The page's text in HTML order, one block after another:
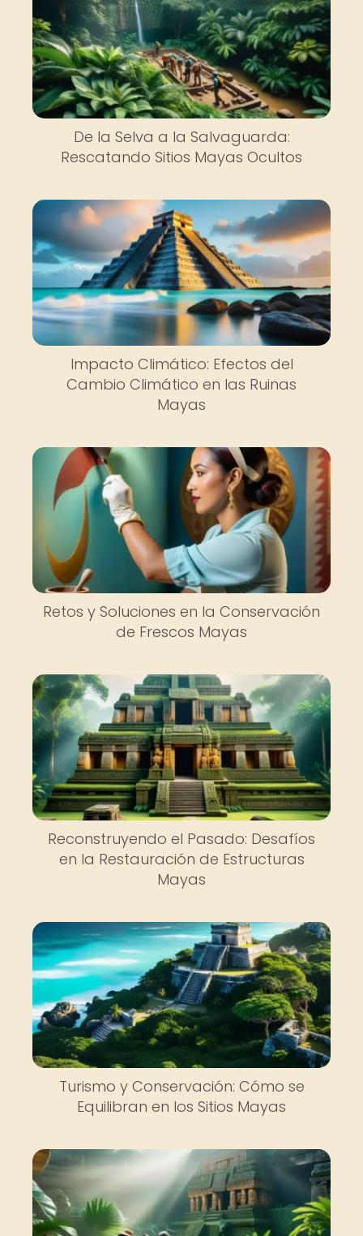
De la Selva a la Salvaguarda:
Rescatando Sitios Mayas Ocultos
Impacto Climático: Efectos del
Cambio Climático en las Ruinas
Mayas
Retos y Soluciones en la Conservación
de Frescos Mayas
Reconstruyendo el Pasado: Desafíos
en la Restauración de Estructuras
Mayas
Turismo y Conservación: Cómo se
Equilibran en los Sitios Mayas